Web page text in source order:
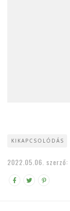
KIKAPCSOLÓDÁS
2022.05.06. szerző: